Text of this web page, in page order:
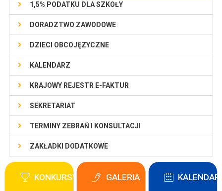
1,5% PODATKU DLA SZKOŁY
DORADZTWO ZAWODOWE
DZIECI OBCOJĘZYCZNE
KALENDARZ
KRAJOWY REJESTR E-FAKTUR
SEKRETARIAT
TERMINY ZEBRAŃ I KONSULTACJI
ZAKŁADKI DODATKOWE
KONKURSY GALERIA